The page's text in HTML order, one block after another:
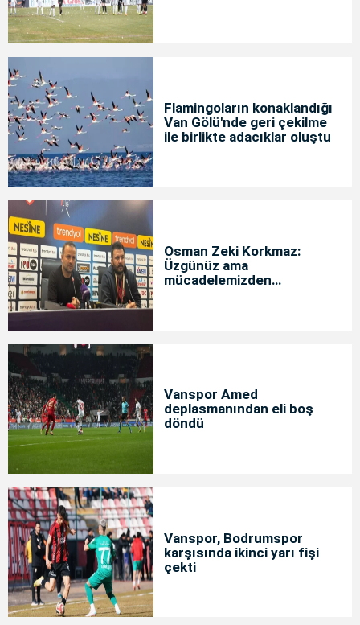
Flamingoların konaklandığı
Van Gölü'nde geri çekilme
ile birlikte adacıklar oluştu
Osman Zeki Korkmaz:
Üzgünüz ama
mücadelemizden
Vanspor Amed
deplasmanından eli boş
döndü
Vanspor, Bodrumspor
karşısında ikinci yarı fişi
çekti